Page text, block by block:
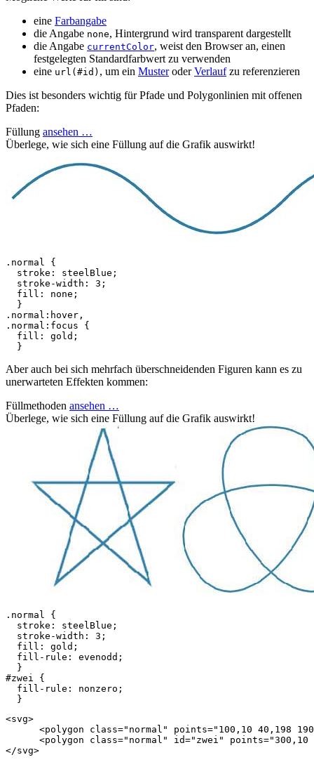
eine Farbangabe
die Angabe none, Hintergrund wird transparent dargestellt
die Angabe currentColor, weist den Browser an, einen
festgelegten Standardfarbwert zu verwenden
eine url(#id) , um ein MusteroderVerlaufzu referenzieren
Dies ist besonders wichtig für Pfade und Polygonlinien mit offenen
Pfaden:
Füllung ansehen …
Überlege, wie sich eine Füllung auf die Grafik auswirkt!
.normal
{
stroke : steelBlue ;
stroke -width : 3 ;
fill : none ;
}
.normal :hover ,
.normal :focus
{
fill : gold ;
}
Aber auch bei sich mehrfach überschneidenden Figuren kann es zu
unerwarteten Effekten kommen:
Füllmethoden ansehen …
Überlege, wie sich eine Füllung auf die Grafik auswirkt!
.normal {
  stroke: steelBlue;
  stroke-width: 3;
  fill: gold;
  fill-rule: evenodd;
  }
#zwei {
  fill-rule: nonzero;
<svg>
<polygon
class="normal" points="100,10 40,198
<polygon
class="normal" id="zwei" points="300,10
</svg>